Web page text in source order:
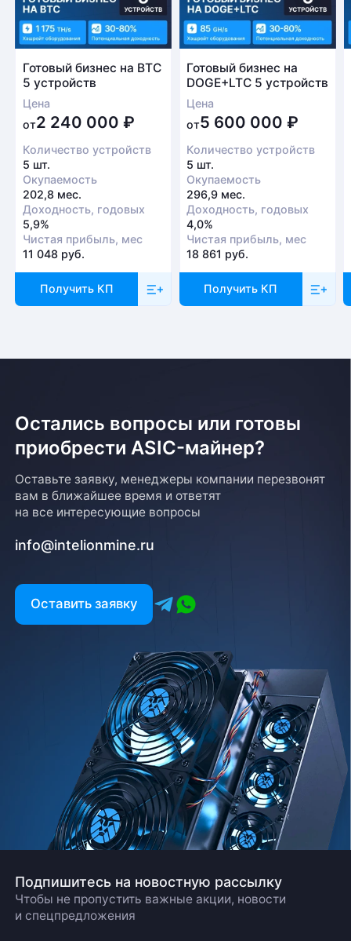
проверки оборудования
Есть вопрос?
Заполните форму и мы свяжемся с вами в
ближайшее время
Заказать звонок
Готовый бизнес на BTC
5 устройств
Цена
от2 240 000 ₽
Количество устройств
5 шт.
Окупаемость
202,8 мес.
Доходность, годовых
5,9%
Чистая прибыль, мес
11 048 руб.
Получить КП
Готовый бизнес на
DOGE+LTC 5 устройств
Цена
от5 600 000₽
Количество устройств
5 шт.
Окупаемость
296,9 мес.
Доходность, годовых
4,0%
Чистая прибыль, мес
18 861 руб.
Получить КП
Остались вопросы или готовы
приобрести ASIC-майнер?
Оставьте заявку, менеджеры компании перезвонят
вам в ближайшее время и ответят
на все интересующие вопросы
info@intelionmine.ru
Оставить заявку
Подпишитесь на новостную рассылку
Чтобы не пропустить важные акции, новости
и спецпредложения